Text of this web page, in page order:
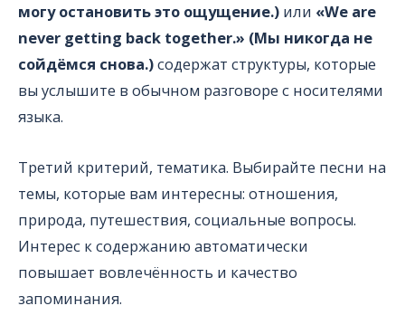
могу остановить это ощущение.) или «We are
never getting back together.» (Мы никогда не
сойдёмся снова.)содержат структуры, которые
вы услышите в обычном разговоре с носителями
языка.
Третий критерий, тематика. Выбирайте песни на
темы, которые вам интересны: отношения,
природа, путешествия, социальные вопросы.
Интерес к содержанию автоматически
повышает вовлечённость и качество
запоминания.